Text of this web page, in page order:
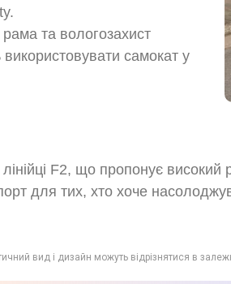
рама та вологозахист
самокат у
F2, що пропонує високий
для тих, хто хоче
вид і дизайн можуть відрізнятися в